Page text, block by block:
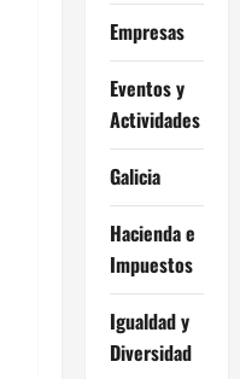
Empresas
Eventos y
Actividades
Galicia
Hacienda e
Impuestos
Igualdad y
Diversidad